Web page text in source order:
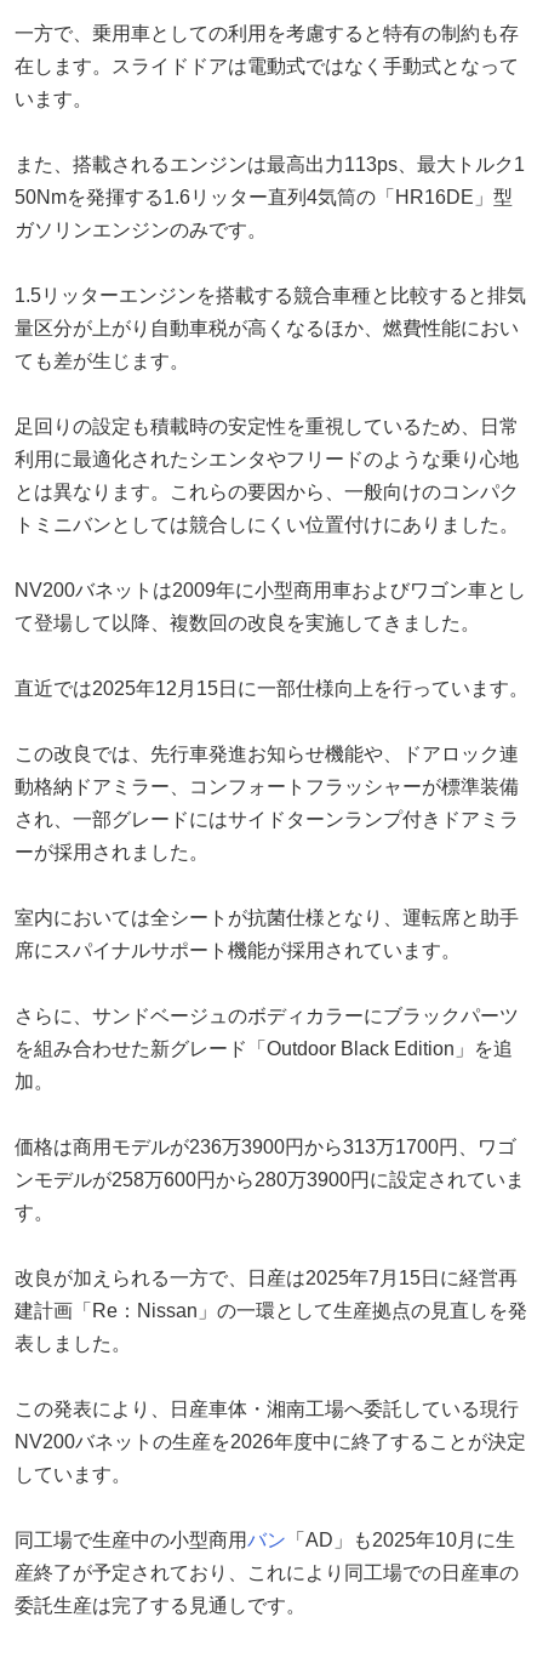
一方で、乗用車としての利用を考慮すると特有の制約も存
在します。スライドドアは電動式ではなく手動式となって
います。
また、搭載されるエンジンは最高出力113ps、最大トルク1
50Nmを発揮する1.6リッター直列4気筒の「HR16DE」型
ガソリンエンジンのみです。
1.5リッターエンジンを搭載する競合車種と比較すると排気
量区分が上がり自動車税が高くなるほか、燃費性能におい
ても差が生じます。
足回りの設定も積載時の安定性を重視しているため、日常
利用に最適化されたシエンタやフリードのような乗り心地
とは異なります。これらの要因から、一般向けのコンパク
トミニバンとしては競合しにくい位置付けにありました。
NV200バネットは2009年に小型商用車およびワゴン車とし
て登場して以降、複数回の改良を実施してきました。
直近では2025年12月15日に一部仕様向上を行っています。
この改良では、先行車発進お知らせ機能や、ドアロック連
動格納ドアミラー、コンフォートフラッシャーが標準装備
され、一部グレードにはサイドターンランプ付きドアミラ
ーが採用されました。
室内においては全シートが抗菌仕様となり、運転席と助手
席にスパイナルサポート機能が採用されています。
さらに、サンドベージュのボディカラーにブラックパーツ
を組み合わせた新グレード「Outdoor Black Edition」を追
加。
価格は商用モデルが236万3900円から313万1700円、ワゴ
ンモデルが258万600円から280万3900円に設定されていま
す。
改良が加えられる一方で、日産は2025年7月15日に経営再
建計画「Re：Nissan」の一環として生産拠点の見直しを発
表しました。
この発表により、日産車体・湘南工場へ委託している現行
NV200バネットの生産を2026年度中に終了することが決定
しています。
同工場で生産中の小型商用バン 「AD」も2025年10月に生
産終了が予定されており、これにより同工場での日産車の
委託生産は完了する見通しです。